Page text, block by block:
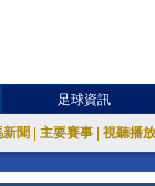
足球資訊
新聞 主要賽事 視聽播